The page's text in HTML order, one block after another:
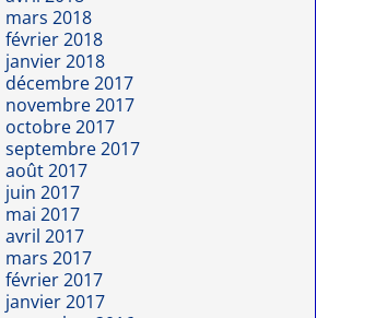
mars 2018
février 2018
janvier 2018
décembre 2017
novembre 2017
octobre 2017
septembre 2017
août 2017
juin 2017
mai 2017
avril 2017
mars 2017
février 2017
janvier 2017